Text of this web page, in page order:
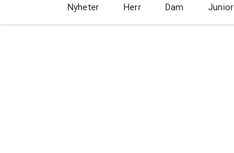
Nyheter Herr Dam Junior